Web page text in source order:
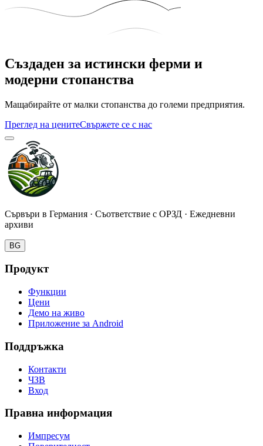
Създаден за истински ферми и
модерни стопанства
Мащабирайте от малки стопанства до големи предприятия.
Преглед на ценитеСвържете се с нас
Сървъри в Германия · Съответствие с ОРЗД · Ежедневни
архиви
BG
Продукт
Функции
Цени
Демо на живо
Приложение за Android
Поддръжка
Контакти
ЧЗВ
Вход
Правна информация
Импресум